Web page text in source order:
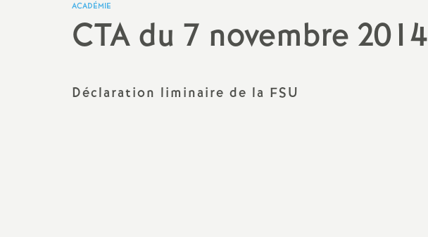
Adhérer au SNES-FSU
ACADÉMIE
CTA du 7 novembre 2014
Déclaration liminaire de la FSU